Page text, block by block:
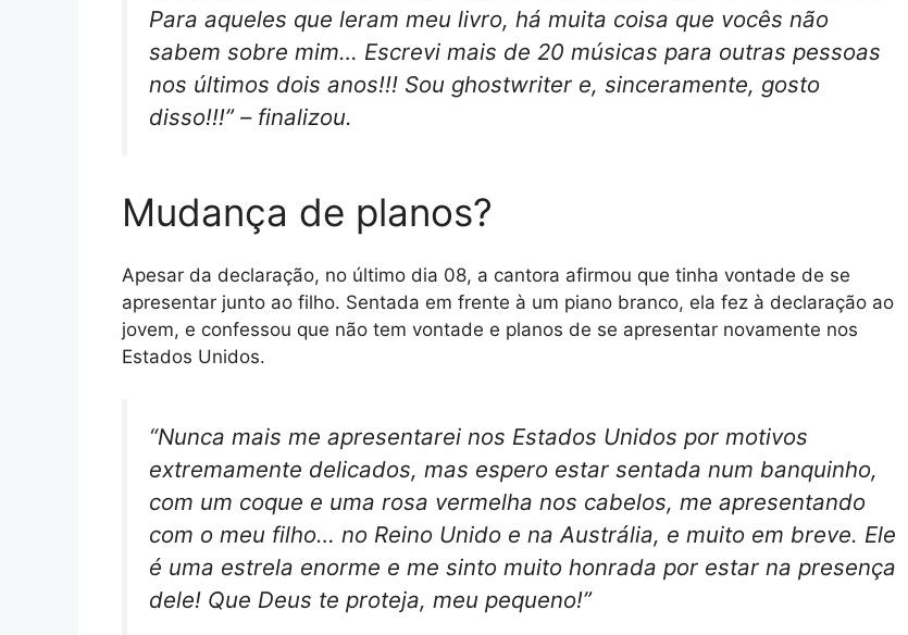
Para aqueles que leram meu livro, há muita coisa que vocês não
sabem sobre mim… Escrevi mais de 20 músicas para outras pessoas
nos últimos dois anos!!! Sou ghostwriter e, sinceramente, gosto
disso!!!” – finalizou.
Mudança de planos?
Apesar da declaração, no último dia 08, a cantora afirmou que tinha vontade de se
apresentar junto ao filho. Sentada em frente à um piano branco, ela fez à declaração ao
jovem, e confessou que não tem vontade e planos de se apresentar novamente nos
Estados Unidos.
“Nunca mais me apresentarei nos Estados Unidos por motivos
extremamente delicados, mas espero estar sentada num banquinho,
com um coque e uma rosa vermelha nos cabelos, me apresentando
com o meu filho… no Reino Unido e na Austrália, e muito em breve. Ele
é uma estrela enorme e me sinto muito honrada por estar na presença
dele! Que Deus te proteja, meu pequeno!”